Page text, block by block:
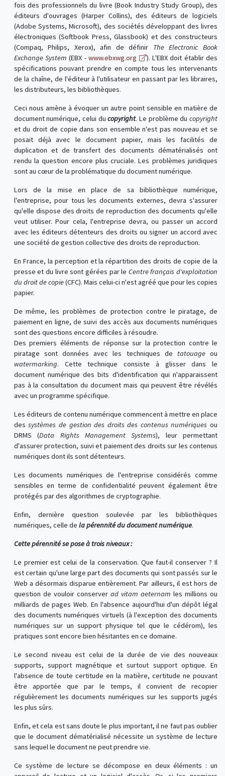
fois des professionnels du livre (Book Industry Study Group), des
éditeurs d'ouvrages (Harper Collins), des éditeurs de logiciels
(Adobe Systems, Microsoft), des sociétés développant des livres
électroniques (Softbook Press, Glassbook) et des constructeurs
(Compaq, Philips, Xerox), afin de définir The Electronic Book
Exchange System (EBX -www.ebxwg.org
). L'EBX doit établir des
spécifications pouvant prendre en compte tous les intervenants
de la chaîne, de l'éditeur à l'utilisateur en passant par les libraires,
les distributeurs, les bibliothèques.
Ceci nous amène à évoquer un autre point sensible en matière de
document numérique, celui ducopyright. Le problème ducopyright
et du droit de copie dans son ensemble n'est pas nouveau et se
posait déjà avec le document papier, mais les facilités de
duplication et de transfert des documents dématérialisés ont
rendu la question encore plus cruciale. Les problèmes juridiques
sont au cœur de la problématique du document numérique.
Lors de la mise en place de sa bibliothèque numérique,
l'entreprise, pour tous les documents externes, devra s'assurer
qu'elle dispose des droits de reproduction des documents qu'elle
veut utiliser. Pour cela, l'entreprise devra, ou passer un accord
avec les éditeurs détenteurs des droits ou signer un accord avec
une société de gestion collective des droits de reproduction.
En France, la perception et la répartition des droits de copie de la
presse et du livre sont gérées par le Centre français d'exploitation
du droit de copie(CFC). Mais celui-ci n'est agréé que pour les copies
papier.
De même, les problèmes de protection contre le piratage, de
paiement en ligne, de suivi des accès aux documents numériques
sont des questions encore difficiles à résoudre.
Des premiers éléments de réponse sur la protection contre le
piratage sont données avec les techniques de tatouageou
watermarking. Cette technique consiste à glisser dans le
document numérique des bits d'identification qui n'apparaissent
pas à la consultation du document mais qui peuvent être révélés
avec un programme spécifique.
Les éditeurs de contenu numérique commencent à mettre en place
dessystèmes de gestion des droits des contenus numériques ou
DRMS (Data Rights Management Systems), leur permettant
d'assurer protection, suivi et paiement des droits sur les contenus
numériques dont ils sont détenteurs.
Les documents numériques de l'entreprise considérés comme
sensibles en terme de confidentialité peuvent également être
protégés par des algorithmes de cryptographie.
Enfin, dernière question soulevée par les bibliothèques
numériques, celle de la pérennité du document numérique.
Cette pérennité se pose à trois niveaux :
Le premier est celui de la conservation. Que faut-il conserver ? Il
est certain qu'une large part des documents qui sont passés sur le
Web a désormais disparue entièrement. Par ailleurs, il est hors de
question de vouloir conserver ad vitam aeternam les millions ou
milliards de pages Web. En l'absence aujourd'hui d'un dépôt légal
des documents numériques virtuels (à l'exception des documents
numériques sur un support physique tel que le cédérom), les
pratiques sont encore bien hésitantes en ce domaine.
Le second niveau est celui de la durée de vie des nouveaux
supports, support magnétique et surtout support optique. En
l'absence de toute certitude en la matière, certitude ne pouvant
être apportée que par le temps, il convient de recopier
régulièrement les documents numériques sur les supports jugés
les plus sûrs.
Enfin, et cela est sans doute le plus important, il ne faut pas oublier
que le document dématérialisé nécessite un système de lecture
sans lequel le document ne peut prendre vie.
Ce système de lecture se décompose en deux éléments : un